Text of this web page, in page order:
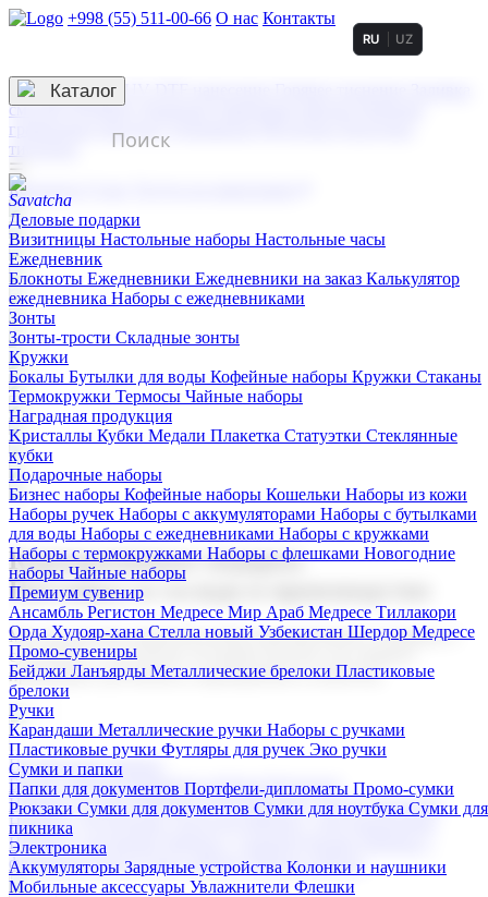
+998 (55) 511-00-66 О нас Контакты
3D гравировка
смолой (Doming)
гравировка твердая
тиснение
RU UZ
☰
Контакты
Каталог
Деловые подарки
Визитницы Настольные наборы Настольные часы
Ежедневник
Блокноты Ежедневники Ежедневники на заказ Калькулятор
ежедневника Наборы с ежедневниками
Зонты
Зонты-трости Складные зонты
Кружки
Бокалы Бутылки для воды Кофейные наборы Кружки Стаканы
Термокружки Термосы Чайные наборы
Наградная продукция
Kристаллы Кубки Медали Плакетка Статуэтки Стеклянные
кубки
Подарочные наборы
Бизнес наборы Кофейные наборы Кошельки Наборы из кожи
Наборы ручек Наборы с аккумуляторами Наборы с бутылками
для воды Наборы с ежедневниками Наборы с кружками
Наборы с термокружками Наборы с флешками Новогодние
наборы Чайные наборы
Премиум сувенир
Ансамбль Регистон Медресе Мир Араб Медресе Тиллакори
Орда Худояр-хана Стелла новый Узбекистан Шердор Медресе
Промо-сувениры
Бейджи Ланъярды Металлические брелоки Пластиковые
брелоки
Ручки
Карандаши Металлические ручки Наборы с ручками
Пластиковые ручки Футляры для ручек Эко ручки
Сумки и папки
Папки для документов Портфели-дипломаты Промо-сумки
Рюкзаки Сумки для документов Сумки для ноутбука Сумки для
пикника
Электроника
Аккумуляторы Зарядные устройства Колонки и наушники
Мобильные аксессуары Увлажнители Флешки
Корпоративные подарки
Поставка со склада и производство
Мы предлагаем широкий выбор корпоративных подарков и
сувениров с логотипом. В нашем каталоге вы найдете
продукцию для бизнеса, мероприятия и клиентов.
Подарочные наборы
Бизнес наборыКофейные наборы Кошельки
Наборы из кожиНаборы ручекНаборы с аккумуляторами
Наборы с бутылками для воды
Наборы с ежедневниками
Наборы с кружками
флешкамиНовогодние наборыЧайные наборы